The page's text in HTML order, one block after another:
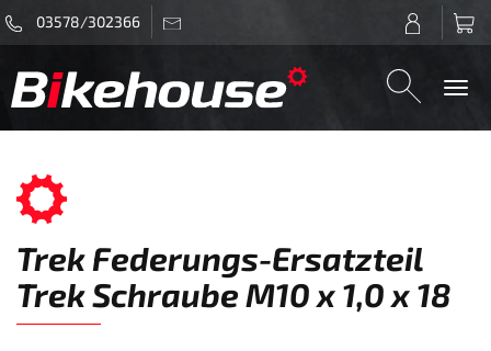
03578/302366
Trek Federungs-Ersatzteil
Trek Schraube M10 x 1,0 x 18